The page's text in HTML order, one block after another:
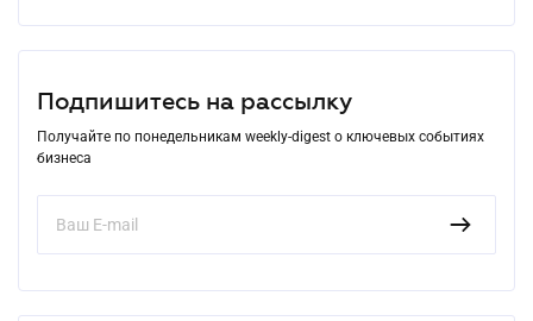
Подпишитесь на рассылку
Получайте по понедельникам weekly-digest о ключевых событиях
бизнеса